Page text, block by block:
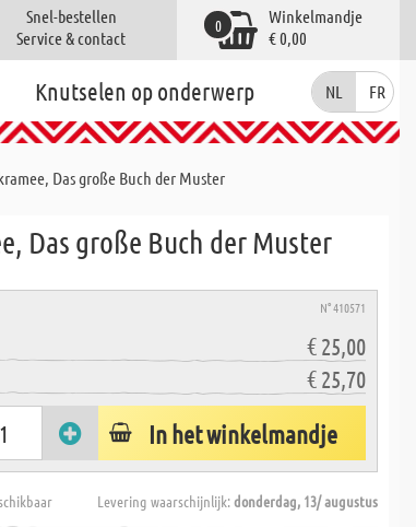
Snel-bestellen
Service & contact
Winkelmandje
€ 0,00
0
Knutselen op onderwerp NL FR
Das große Buch der Muster
Das große Buch der Muster
N° 410571
€ 25,00
€ 25,70
In het winkelmandje
Levering waarschijnlijk:donderdag, 13/ augustus